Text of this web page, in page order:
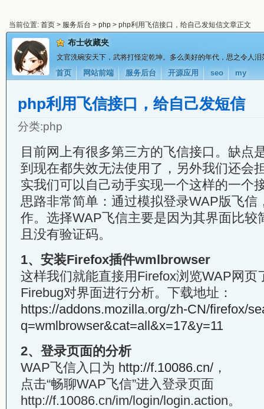
当前位置: 首页 > 服务后台 > php > php利用飞信接口，给自己发短信文章正文
布士收藏夹
文官洗碗安天下，武将打怪定乾坤。多么美好的年代，思之令人泪
首页 网站前端 服务后台 开源应用 seo my
php利用飞信接口，给自己发短信
分类:php
目前网上有很多第三方的飞信接口。缺点
到现在都失效无法使用了，另外我们还会
实我们可以自己动手实现一个这样的一个
思路非常简单：通过模拟登录WAP版飞信
作。选择WAP飞信主要是因为其界面比较
且没有验证码。
1、安装Firefox插件wmlbrowser
这样我们就能直接用Firefox浏览WAP网页
Firebug对界面进行分析。下载地址：
https://addons.mozilla.org/zh-CN/firefox/
q=wmlbrowser&cat=all&x=17&y=11
2、登录页面的分析
WAP飞信入口为 http://f.10086.cn/ ，
点击“畅聊WAP飞信”进入登录页面
http://f.10086.cn/im/login/login.action。